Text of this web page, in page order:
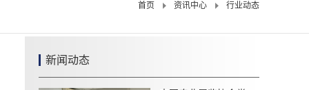
首页 资讯中心 行业动态
新闻动态